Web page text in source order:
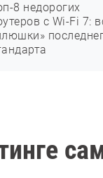
8 недорогих
с Wi-Fi 7: